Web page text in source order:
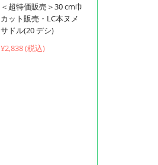
＜超特価販売＞30 cm巾
カット販売・LC本ヌメ
サドル(20 デシ)
¥2,838 (税込)